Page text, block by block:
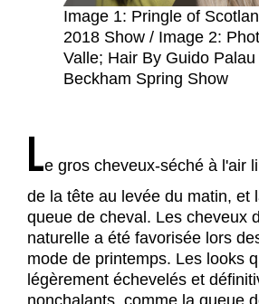
Image 1: Pringle of
2018 Show / Image 2:
Valle; Hair By Guido
Beckham Spring Show
Le gros cheveux-séché à l'air
de la tête au levée du matin, et
queue de cheval. Les cheveux
naturelle a été favorisée lors
mode de printemps. Les looks
légèrement échevelés et